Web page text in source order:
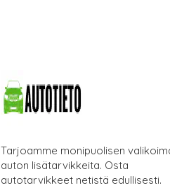
Tarjoamme monipuolisen
auton lisätarvikkeita. Osta
autotarvikkeet netistä edullisesti.